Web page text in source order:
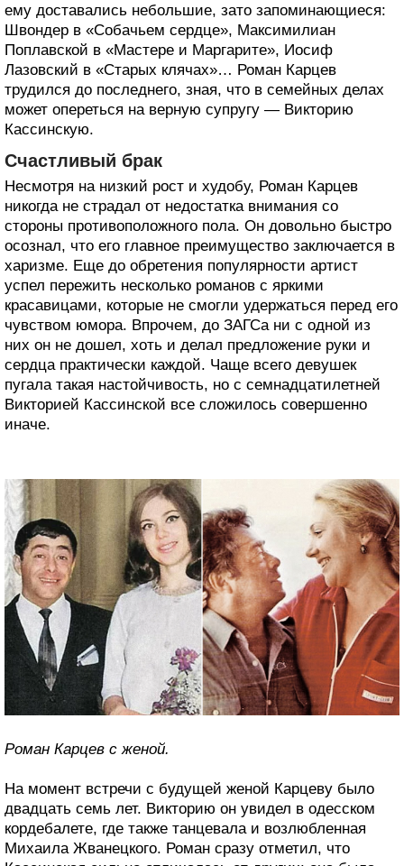
ему доставались небольшие, зато запоминающиеся:
Швондер в «Собачьем сердце», Максимилиан
Поплавской в «Мастере и Маргарите», Иосиф
Лазовский в «Старых клячах»… Роман Карцев
трудился до последнего, зная, что в семейных делах
может опереться на верную супругу — Викторию
Кассинскую.
Счастливый брак
Несмотря на низкий рост и худобу, Роман Карцев
никогда не страдал от недостатка внимания со
стороны противоположного пола. Он довольно быстро
осознал, что его главное преимущество заключается в
харизме. Еще до обретения популярности артист
успел пережить несколько романов с яркими
красавицами, которые не смогли удержаться перед его
чувством юмора. Впрочем, до ЗАГСа ни с одной из
них он не дошел, хоть и делал предложение руки и
сердца практически каждой. Чаще всего девушек
пугала такая настойчивость, но с семнадцатилетней
Викторией Кассинской все сложилось совершенно
иначе.
Роман Карцев с женой.
На момент встречи с будущей женой Карцеву было
двадцать семь лет. Викторию он увидел в одесском
кордебалете, где также танцевала и возлюбленная
Михаила Жванецкого. Роман сразу отметил, что